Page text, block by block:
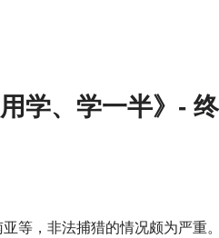
学、学一半》-
等，非法捕猎的情况颇为严